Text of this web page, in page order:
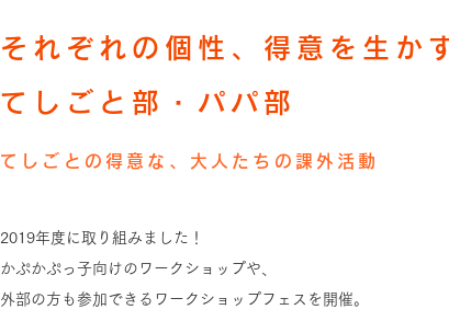
それぞれの個性、得意を生か
てしごと部・パパ部
てしごとの得意な、大人たちの課外活動
2019年度に取り組みました！
かぷかぷっ子向けのワークショップや、
外部の方も参加できるワークショップフェスを開催。